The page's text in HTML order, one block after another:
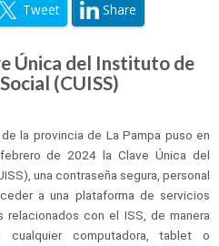
Tweet Share
Única del Instituto de
(CUISS)
la provincia de La Pampa puso en
de 2024 la Clave Única del
una contraseña segura, personal
a una plataforma de servicios
con el ISS, de manera
cualquier computadora, tablet o